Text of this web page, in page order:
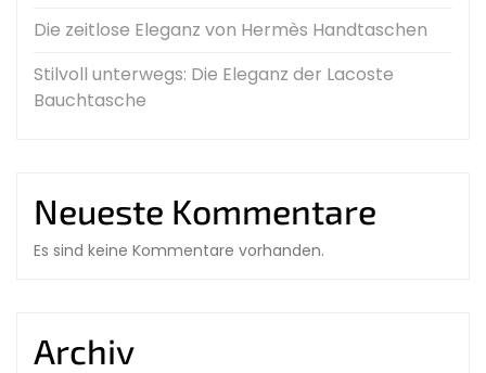
Die zeitlose Eleganz von Hermès Handtaschen
Stilvoll unterwegs: Die Eleganz der Lacoste
Bauchtasche
Neueste Kommentare
Es sind keine Kommentare vorhanden.
Archiv